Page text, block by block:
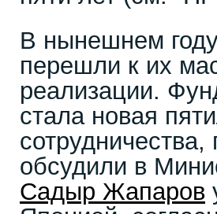
В нынешнем
перешли к их
реализации.
стала новая
обсудили в
Садыр Жапаров